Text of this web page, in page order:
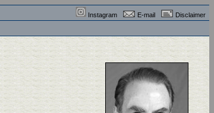
Instagram E-mail Disclaimer